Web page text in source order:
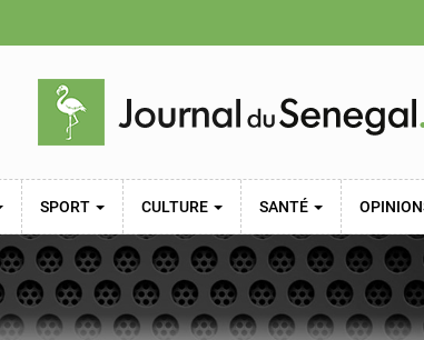
SPORT CULTURE SANTÉ